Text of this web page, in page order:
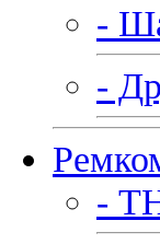
-
-
-